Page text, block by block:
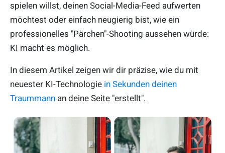
spielen willst, deinen Social-Media-Feed aufwerten
möchtest oder einfach neugierig bist, wie ein
professionelles "Pärchen"-Shooting aussehen würde:
KI macht es möglich.
In diesem Artikel zeigen wir dir präzise, wie du mit
neuester KI-Technologie in Sekunden deinen
Traummann an deine Seite "erstellt".